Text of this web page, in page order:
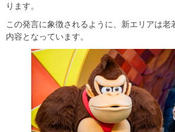
ります。
この発言に象徴されるように、新エリアは老
内容となっています。